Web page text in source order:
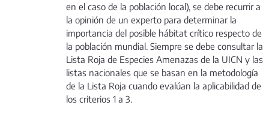
en el caso de la población local), se debe recurrir a
la opinión de un experto para determinar la
importancia del posible hábitat crítico respecto de
la población mundial. Siempre se debe consultar la
Lista Roja de Especies Amenazas de la UICN y las
listas nacionales que se basan en la metodología
de la Lista Roja cuando evalúan la aplicabilidad de
los criterios 1 a 3.